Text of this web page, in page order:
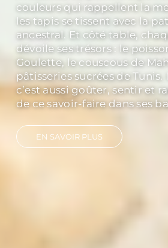
les vestiges d’un empire qui
Méditerranée. Découvrir
au patrimoine mondial de
marcher dans un théâtre
silence a encore la force des
Kairouan, capitale
racontent mille ans de foi et